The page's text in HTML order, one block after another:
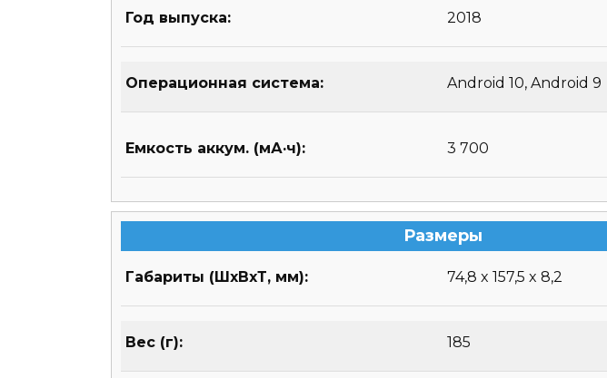
Год выпуска: 2018
Операционная система: Android 10, Android 9
Емкость аккум. (мА·ч): 3 700
Размеры
Габариты (ШхВхТ, мм): 74,8 x 157,5 x 8,2
Вес (г): 185